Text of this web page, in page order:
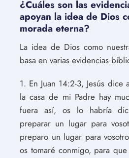
¿Cuáles son las
apoyan la idea de Dios
morada eterna?
La idea de Dios como
basa en varias evidencias
1. En Juan 14:2-3, Jesús dice
la casa de mi Padre hay
fuera así, os lo habría
preparar un lugar para
preparo un lugar para
os tomaré conmigo, para